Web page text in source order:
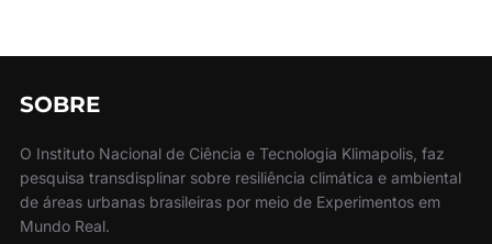
SOBRE
O Instituto Nacional de Ciência e Tecnologia Klimapolis, faz
pesquisa transdisplinar sobre resiliência climática e ambiental
de áreas urbanas brasileiras por meio de Experimentos em
Mundo Real.